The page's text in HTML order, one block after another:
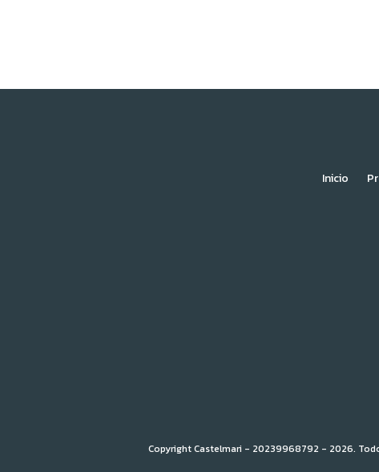
Inicio
Copyright Castelmari - 20239968792 - 2026.